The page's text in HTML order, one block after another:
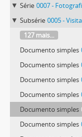
Série 0007 -
Subsérie 0005 -
127 mais...
Documento simples
Documento simples
Documento simples
Documento simples
Documento simples
Documento simples